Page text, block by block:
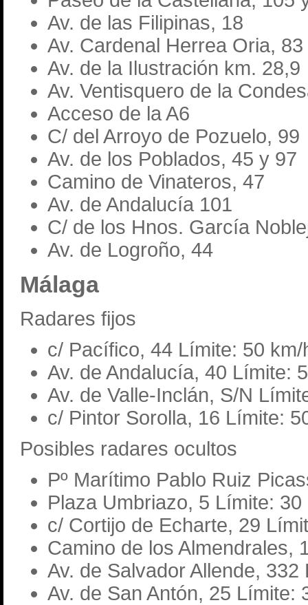
Av. de las Filipinas, 18
Av. Cardenal Herrea Oria, 83
Av. de la Ilustración km. 28,9
Av. Ventisquero de la
Acceso de la A6
C/ del Arroyo de Pozuelo, 99
Av. de los Poblados, 45 y 97
Camino de Vinateros, 47
Av. de Andalucía 101
C/ de los Hnos. García
Av. de Logroño, 44
Málaga
Radares fijos
c/ Pacífico, 44 Límite: 50 km/
Av. de Andalucía, 40 Límite:
Av. de Valle-Inclán, S/N
c/ Pintor Sorolla, 16 Límite:
Posibles radares ocultos
Pº Marítimo Pablo Ruiz
Plaza Umbriazo, 5 Límite: 30
c/ Cortijo de Echarte, 29
Camino de los Almendrales,
Av. de Salvador Allende,
Av. de San Antón, 25 Límite: